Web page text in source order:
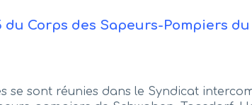
du Corps des Sapeurs-Pompiers
se sont réunies dans le Syndicat